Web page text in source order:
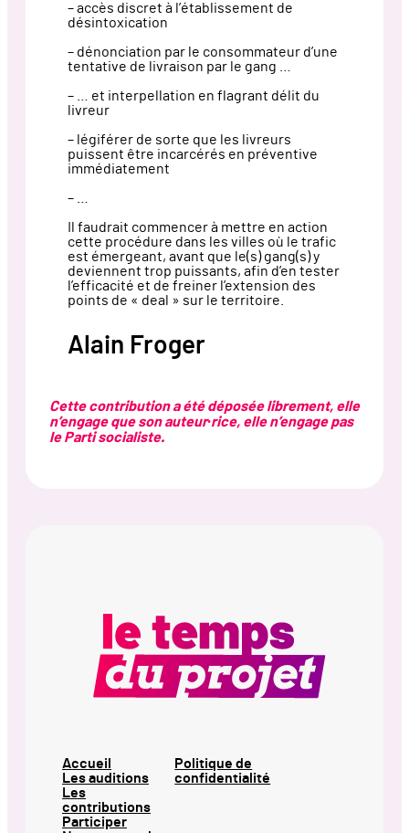
– accès discret à l’établissement de
désintoxication
– dénonciation par le consommateur d’une
tentative de livraison par le gang …
– … et interpellation en flagrant délit du
livreur
– légiférer de sorte que les livreurs
puissent être incarcérés en préventive
immédiatement
– …
Il faudrait commencer à mettre en action
cette procédure dans les villes où le trafic
est émergeant, avant que le(s) gang(s) y
deviennent trop puissants, afin d’en tester
l’efficacité et de freiner l’extension des
points de « deal » sur le territoire.
Alain Froger
Cette contribution a été déposée librement, elle
n’engage que son auteur·rice, elle n’engage pas
le Parti socialiste.
Accueil
Les auditions
Les
contributions
Participer
Politique de
confidentialité